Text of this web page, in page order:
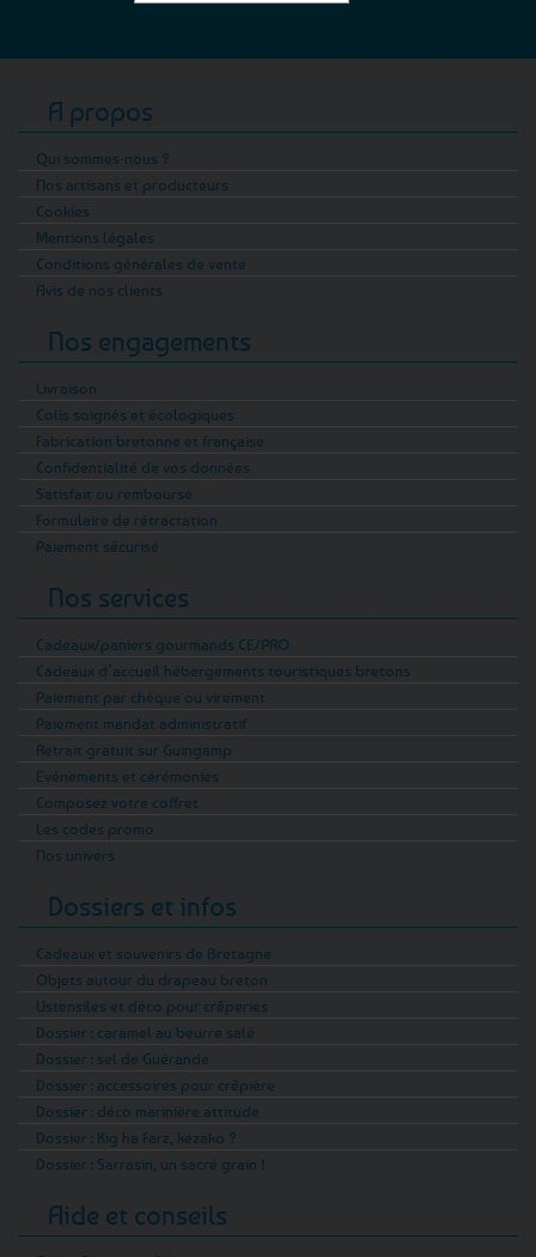
A propos
Qui sommes-nous ?
Nos artisans et producteurs
Cookies
Mentions légales
Conditions générales de vente
Avis de nos clients
Nos engagements
Livraison
Colis soignés et écologiques
Fabrication bretonne et française
Confidentialité de vos données
Satisfait ou remboursé
Formulaire de rétractation
Paiement sécurisé
Nos services
Cadeaux/paniers gourmands CE/PRO
Cadeaux d’accueil hébergements touristiques bretons
Paiement par chèque ou virement
Paiement mandat administratif
Retrait gratuit sur Guingamp
Evénements et cérémonies
Composez votre coffret
Les codes promo
Nos univers
Dossiers et infos
Cadeaux et souvenirs de Bretagne
Objets autour du drapeau breton
Ustensiles et déco pour crêperies
Dossier : caramel au beurre salé
Dossier : sel de Guérande
Dossier : accessoires pour crêpière
Dossier : déco marinière attitude
Dossier : Kig ha Farz, kézako ?
Dossier : Sarrasin, un sacré grain !
Aide et conseils